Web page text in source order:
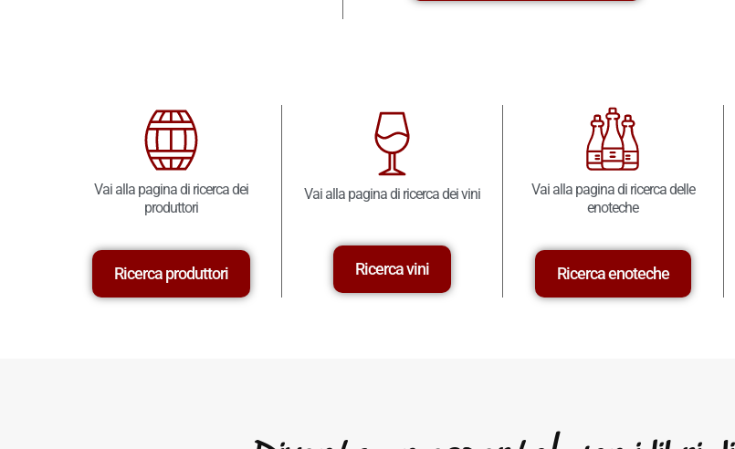
Vai alla pagina di ricerca dei
produttori
Ricerca produttori
Vai alla pagina di ricerca dei vini
Ricerca vini
Vai alla pagina di ricerca delle
enoteche
Ricerca enoteche